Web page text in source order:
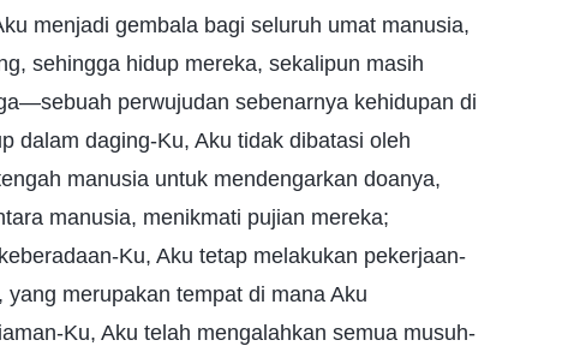
menjadi gembala bagi seluruh umat manusia,
sehingga hidup mereka, sekalipun masih
perwujudan sebenarnya kehidupan di
dalam daging-Ku, Aku tidak dibatasi oleh
manusia untuk mendengarkan doanya,
manusia, menikmati pujian mereka;
Ku, Aku tetap melakukan pekerjaan-
merupakan tempat di mana Aku
Ku, Aku telah mengalahkan semua musuh-